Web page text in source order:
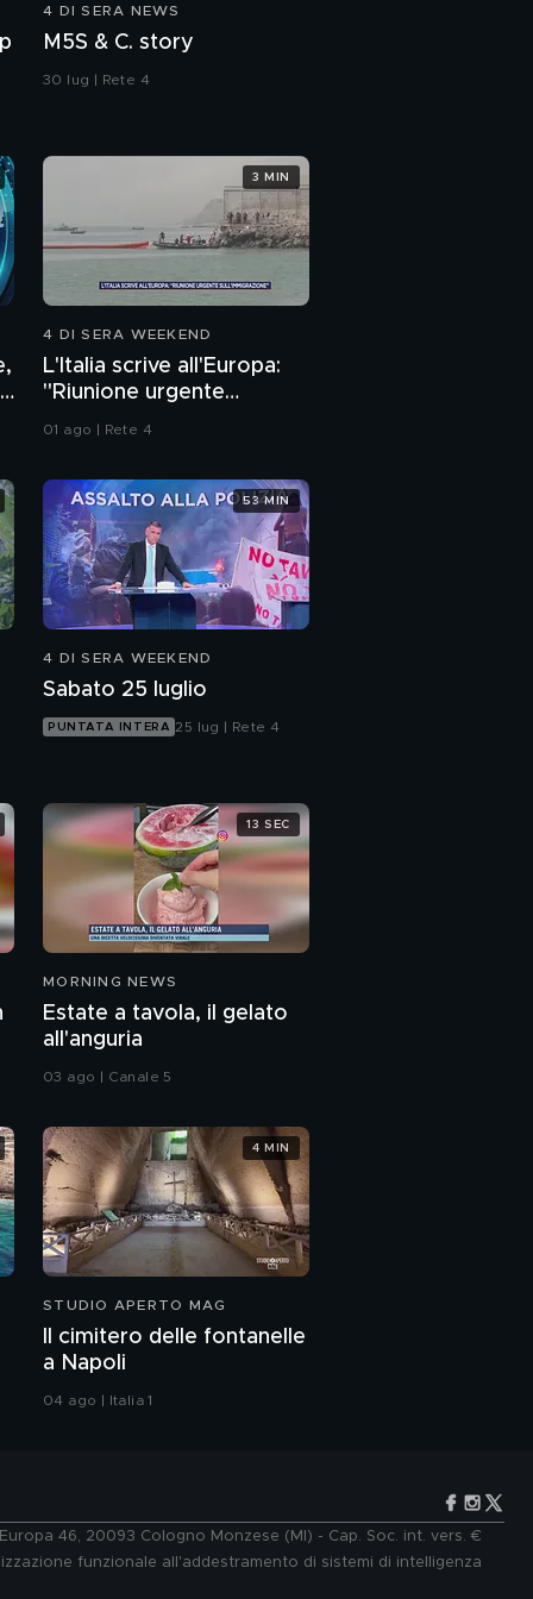
Fregola con cozze e
carciofi
"Auguri!" Francesco
4 DI SERA NEWS
M5S & C. story
30 lug | Rete 4
4 DI SERA WEEKEND
L'Italia scrive all'Europa:
"Riunione urgente
sull'immigrazione"
01 ago | Rete 4
3 MIN
4 DI SERA WEEKEND
Sabato 25 luglio
PUNTATA INTERA 25 lug | Rete 4
53 MIN
MORNING NEWS
Estate a tavola, il gelato
all'anguria
03 ago | Canale 5
13 SEC
STUDIO APERTO MAG
Il cimitero delle fontanelle
a Napoli
04 ago | Italia 1
4 MIN
46, 20093 Cologno Monzese (MI) - Cap. Soc. int. vers. €
funzionale all'addestramento di sistemi di intelligenza